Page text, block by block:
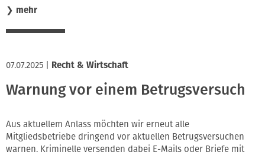
❯ mehr
07.07.2025 Recht & Wirtschaft
Warnung vor einem Betrugsversuch
Aus aktuellem Anlass möchten wir erneut alle
Mitgliedsbetriebe dringend vor aktuellen Betrugsversuchen
warnen. Kriminelle versenden dabei E-Mails oder Briefe mit